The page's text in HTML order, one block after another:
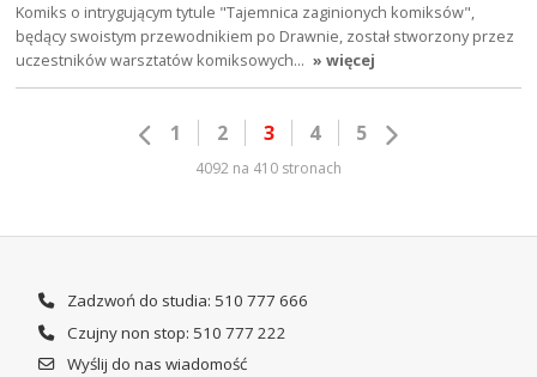
Komiks o intrygującym tytule "Tajemnica zaginionych komiksów",
będący swoistym przewodnikiem po Drawnie, został stworzony przez
uczestników warsztatów komiksowych… » więcej
1 2 3 4 5
4092 na 410 stronach
Zadzwoń do studia: 510 777 666
Czujny non stop: 510 777 222
Wyślij do nas wiadomość